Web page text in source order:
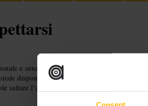
e senza fronzoli. Spazio per esercizi
disponibile per indicare programmi brevi
saltare l’allenamento.